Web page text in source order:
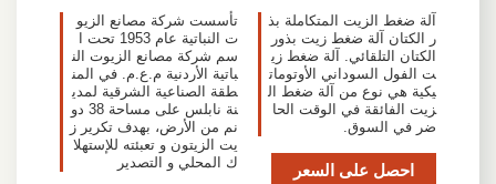
آلة ضغط الزيت المتكاملة بذ
ر الكتان آلة ضغط زيت بذور
الكتان التلقائي. آلة ضغط زي
ت الفول السوداني الأوتومات
يكية هي نوع من آلة ضغط ال
زيت الفائقة في الوقت الحا
ضر في السوق.
احصل على السعر
تأسست شركة مصانع الزيو
ت النباتية عام 1953 تحت ا
سم شركة مصانع الزيوت الن
باتية الأردنية م.ع.م. في المن
طقة الصناعية الشرقية لمدي
نة نابلس على مساحة 38 دو
نم من الأرض، بهدف تكرير ز
يت الزيتون و تعبئته للإستهلا
ك المحلي و التصدير